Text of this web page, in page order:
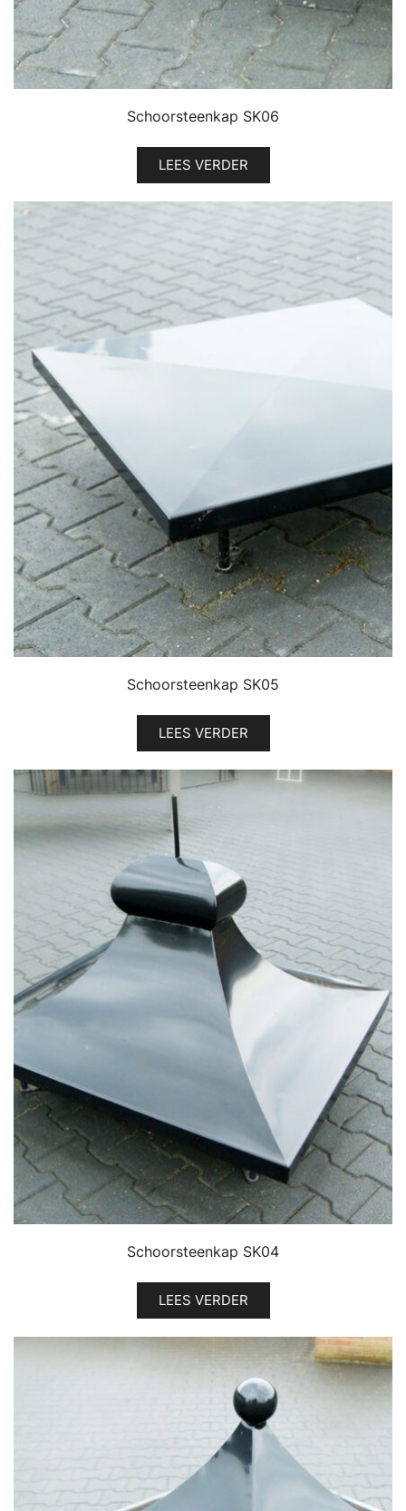
Schoorsteenkap SK06
LEES VERDER
Schoorsteenkap SK05
LEES VERDER
Schoorsteenkap SK04
LEES VERDER